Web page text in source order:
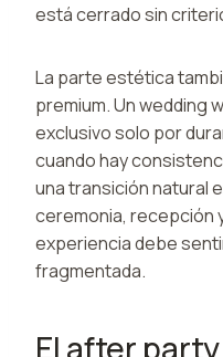
está cerrado sin
La parte estética
premium. Un wedding
exclusivo solo por
cuando hay
una transición natural
ceremonia, recepción
experiencia debe
fragmentada.
El after